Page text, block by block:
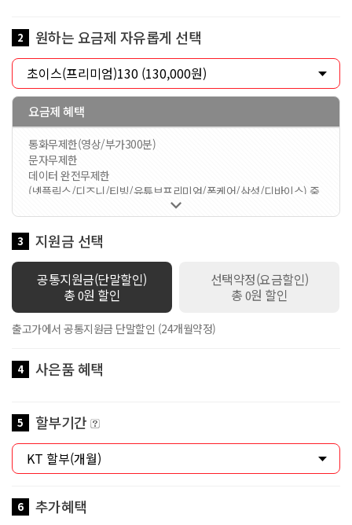
2 원하는 요금제 자유롭게 선택
요금제 혜택
통화무제한(영상/부가300분)
문자무제한
데이터 완전무제한
(넷플릭스/디즈니/티빙/유튜브프리미엄/폰케어/삼성/디바이스) 중
1가지 선택 가능한 요금제입니다 / 멤버십VVIP / 공유데이터
100GB 제공 / 로밍데이터 1Mbps / 데이터쉐어링 1회선 무료 / 스
마트기기 2회선 무료 / 만 18세 이하 가입시 스쿨덤(공유데이터 2배
제공+안심박스)자동적용 / 만19세이상 ~ 만34세이하 가입시 Y덤(공

3 지원금 선택
공통지원금(단말할인)
총0원 할인
선택약정(요금할인)
총0원 할인
출고가에서 공통지원금 단말할인 (24개월약정)
4 사은품 혜택
5 할부기간
6 추가혜택